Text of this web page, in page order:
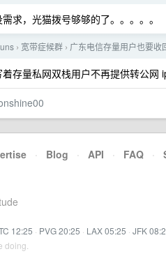
求，光猫拨号够够的了。。。。。
› 宽带症候群 › 广东电信存量用户也要收
存量私网双栈用户不再提供转公网
· Blog · API · FAQ ·
12:25 · PVG 20:25 · LAX 05:25 · JFK
doing.